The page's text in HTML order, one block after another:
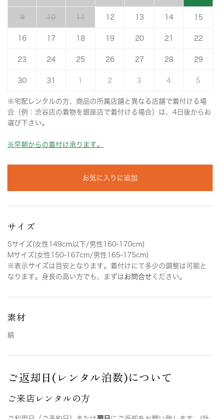
9 10 11 12 13 14 15
16 17 18 19 20 21 22
23 24 25 26 27 28 29
30 31 2 3 4 5
※宅配レンタルの方、商品の所属店舗と異なる店舗で着付ける場
合（例：渋谷店の着物を銀座店で着付ける場合）は、4日後からお
選び下さい。
※早朝からの着付け承ります。
お気に入りに追加
サイズ
Sサイズ(女性149cm以下/男性160-170cm)
Mサイズ(女性150-167cm/男性165-175cm)
※表示サイズは目安となります。着付けにて多少の調整は可能と
なります。身長の高い方でも、まずはお問合せ ください。
素材
綿
ご返却日(レンタル泊数)について
ご来店レンタルの方